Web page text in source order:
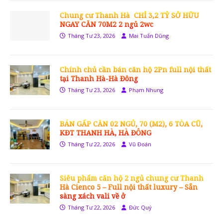
Chung cư Thanh Hà CHỈ 3,2 TỶ SỞ HỮU
NGAY CĂN 70M2 2 ngủ 2wc
Tháng Tư 23, 2026 Mai Tuấn Dũng
Chính chủ cần bán căn hộ 2Pn full nội thất
tại Thanh Hà-Hà Đông
Tháng Tư 23, 2026 Phạm Nhung
BÁN GẤP CĂN 02 NGỦ, 70 (M2), 6 TÒA CŨ,
KĐT THANH HÀ, HÀ ĐÔNG
Tháng Tư 22, 2026 Vũ Đoán
Siêu phẩm căn hộ 2 ngủ chung cư Thanh
Hà Cienco 5 – Full nội thất luxury – Sẵn
sàng xách vali về ở
Tháng Tư 22, 2026 Đức Quý